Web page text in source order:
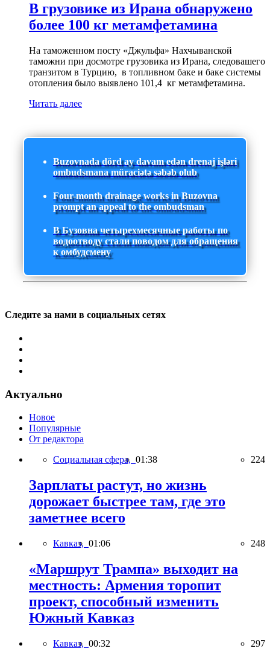
В грузовике из Ирана обнаружено
более 100 кг метамфетамина
На таможенном посту «Джульфа» Нахчыванской
таможни при досмотре грузовика из Ирана, следовашего
транзитом в Турцию, в топливном баке и баке системы
отопления было выявлено 101,4 кг метамфетамина.
Читать далее
Buzovnada dörd ay davam edən drenaj işləri
ombudsmana müraciətə səbəb olub
Four-month drainage works in Buzovna
prompt an appeal to the ombudsman
В Бузовна четырехмесячные работы по
водоотводу стали поводом для обращения
к омбудсмену
Следите за нами в социальных сетях
Актуально
Новое
Популярные
От редактора
Социальная сфера, 01:38 224
Зарплаты растут, но жизнь
дорожает быстрее там, где это
заметнее всего
Кавказ, 01:06 248
«Маршрут Трампа» выходит на
местность: Армения торопит
проект, способный изменить
Южный Кавказ
Кавказ, 00:32 297